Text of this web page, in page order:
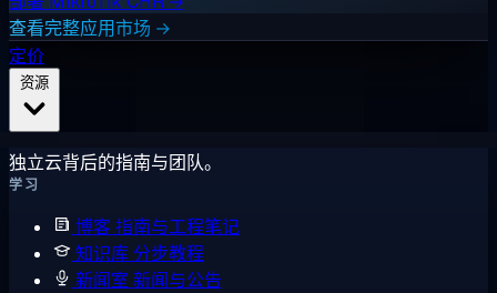
查看完整应用市场 →
定价
独立云背后的指南与团队。
学习
博客指南与工程笔记
知识库 分步教程
新闻室 新闻与公告